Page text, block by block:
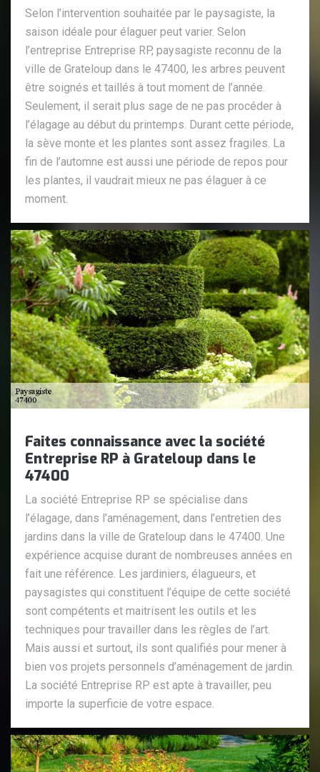
Selon l’intervention souhaitée par le paysagiste, la
saison idéale pour élaguer peut varier. Selon
l’entreprise Entreprise RP, paysagiste reconnu de la
ville de Grateloup dans le 47400, les arbres peuvent
être soignés et taillés à tout moment de l’année.
Seulement, il serait plus sage de ne pas procéder à
l’élagage au début du printemps. Durant cette période,
la sève monte et les plantes sont assez fragiles. La
fin de l’automne est aussi une période de repos pour
les plantes, il vaudrait mieux ne pas élaguer à ce
moment.
Faites connaissance avec la société
Entreprise RP à Grateloup dans le
47400
La société Entreprise RP se spécialise dans
l’élagage, dans l’aménagement, dans l’entretien des
jardins dans la ville de Grateloup dans le 47400. Une
expérience acquise durant de nombreuses années en
fait une référence. Les jardiniers, élagueurs, et
paysagistes qui constituent l’équipe de cette société
sont compétents et maitrisent les outils et les
techniques pour travailler dans les règles de l’art.
Mais aussi et surtout, ils sont qualifiés pour mener à
bien vos projets personnels d’aménagement de jardin.
La société Entreprise RP est apte à travailler, peu
importe la superficie de votre espace.